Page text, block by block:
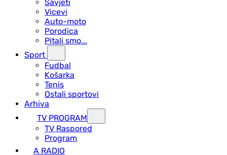
Savjeti
Vicevi
Auto-moto
Porodica
Pitali smo...
Sport
Fudbal
Košarka
Tenis
Ostali sportovi
Arhiva
TV PROGRAM
ТV Raspored
Program
A RADIO